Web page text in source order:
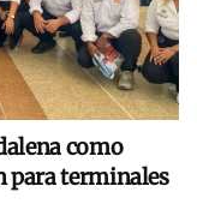
como
para terminales